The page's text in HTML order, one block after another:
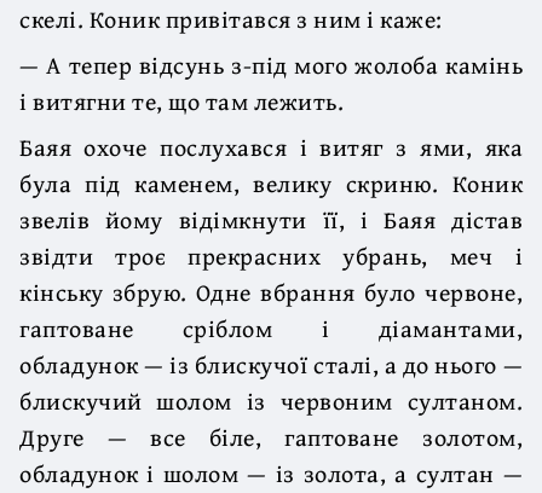
скелі. Коник привітався з ним і каже:
— А тепер відсунь з-під мого жолоба камінь
і витягни те, що там лежить.
Баяя охоче послухався і витяг з ями, яка
була під каменем, велику скриню. Коник
звелів йому відімкнути її, і Баяя дістав
звідти троє прекрасних убрань, меч і
кінську збрую. Одне вбрання було червоне,
гаптоване сріблом і діамантами,
обладунок — із блискучої сталі, а до нього —
блискучий шолом із червоним султаном.
Друге — все біле, гаптоване золотом,
обладунок і шолом — із золота, а султан —